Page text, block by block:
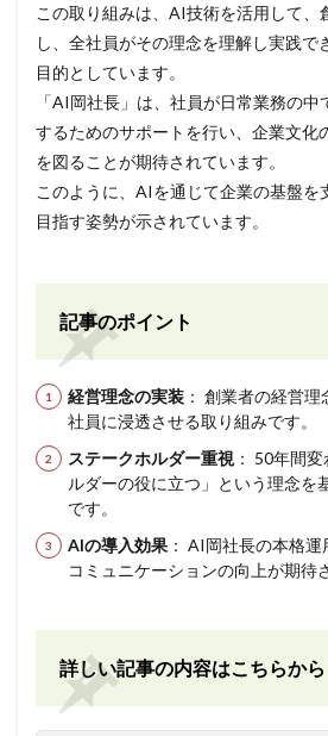
この取り組みは、AI技術を活用して、
し、全社員がその理念を理解し実践で
目的としています。
「AI岡社長」は、社員が日常業務の中
するためのサポートを行い、企業文化
を図ることが期待されています。
このように、AIを通じて企業の基盤を
目指す姿勢が示されています。
記事のポイント
経営理念の実装 ： 創業者の経営
社員に浸透させる取り組みです。
ステークホルダー重視 ： 50年間
ルダーの役に立つ」という理念を
です。
AIの導入効果 ： AI岡社長の本格
コミュニケーションの向上が期待
詳しい記事の内容はこちらから